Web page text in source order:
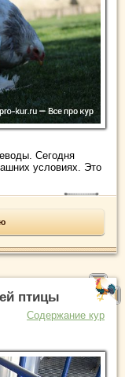
Сегодня
условиях. Это
птицы
Содержание кур